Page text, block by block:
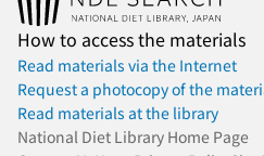
How to access the materials
Read materials via the Internet
Request a photocopy of the
Read materials at the library
National Diet Library Home Page